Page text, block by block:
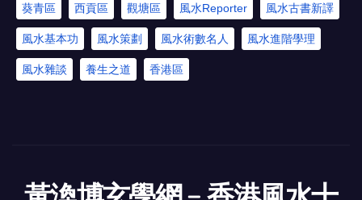
葵青區 西貢區 觀塘區 風水Reporter 風水古書新譯
風水基本功 風水策劃 風水術數名人 風水進階學理
風水雜談 養生之道 香港區